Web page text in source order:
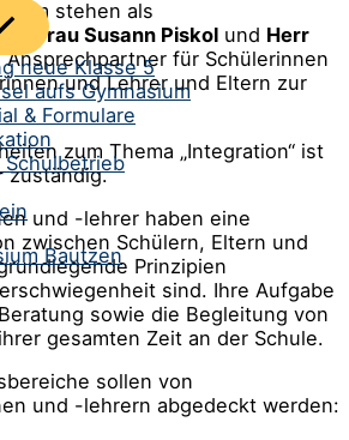
neue Klasse 5
aufs Gymnasium
& Formulare
Schulbetrieb
stehen als
Frau Susann Piskol und Herr
für Schülerinnen
und Lehrer und Eltern zur
zum Thema „Integration“ ist
zuständig.
und -lehrer haben eine
zwischen Schülern, Eltern und
Prinzipien
sind. Ihre Aufgabe
sowie die Begleitung von
gesamten Zeit an der Schule.
sollen von
und -lehrern abgedeckt werden: